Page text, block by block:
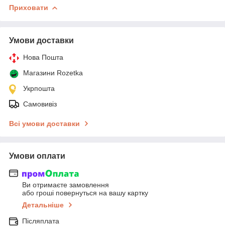
Приховати
Умови доставки
Нова Пошта
Магазини Rozetka
Укрпошта
Самовивіз
Всі умови доставки
Умови оплати
Ви отримаєте замовлення
або гроші повернуться на вашу картку
Детальніше
Післяплата